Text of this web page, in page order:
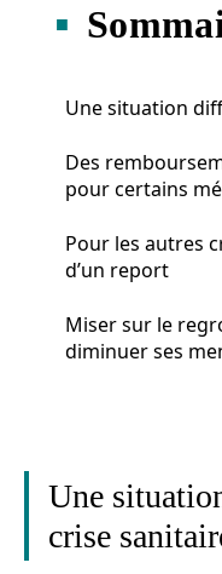
Une situation
Des
pour certains
Pour les autres
d’un report
Miser sur le
diminuer ses
Une
crise